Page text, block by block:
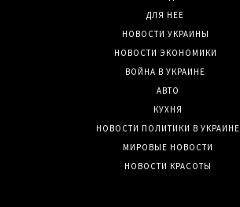
ДЛЯ НЕЕ
НОВОСТИ УКРАИНЫ
НОВОСТИ ЭКОНОМИКИ
ВОЙНА В УКРАИНЕ
АВТО
КУХНЯ
НОВОСТИ ПОЛИТИКИ В УКРАИНЕ
МИРОВЫЕ НОВОСТИ
НОВОСТИ КРАСОТЫ